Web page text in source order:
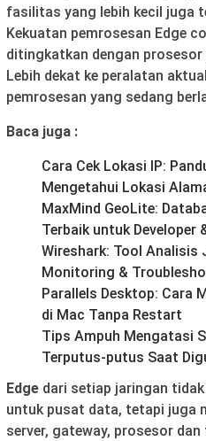
fasilitas yang lebih kecil juga
Kekuatan pemrosesan Edge
ditingkatkan dengan
Lebih dekat ke peralatan
pemrosesan yang sedang
Baca juga :
Cara Cek Lokasi IP:
Mengetahui Lokasi
MaxMind GeoLite:
Terbaik untuk Developer
Wireshark: Tool Analisis
Monitoring &
Parallels Desktop: Cara
di Mac Tanpa Restart
Tips Ampuh Mengatasi
Terputus-putus Saat
Edge dari setiap jaringan
untuk pusat data, tetapi juga
server, gateway, prosesor